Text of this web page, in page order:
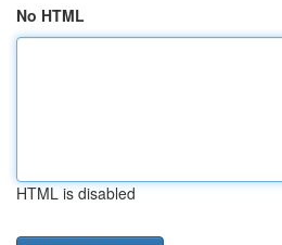
No HTML
HTML is disabled